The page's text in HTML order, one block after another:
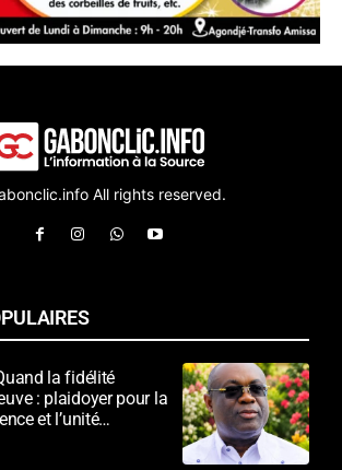
All rights reserved.
la fidélité
: plaidoyer pour la
et l’unité